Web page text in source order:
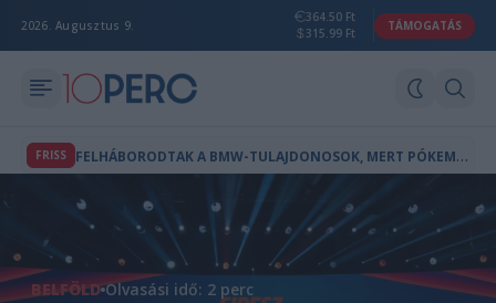
2026. Augusztus 9.
364.50 Ft
315.99 Ft
TÁMOGATÁS
FRISS F
ELHÁBORODTAK A BMW-TULAJDONOSOK, MERT PÓKEMBER-REKLÁM JELENT MEG AZ AUTÓIK FEDÉLZETI KÉPERNYŐJÉN
BELFÖLD Olvasási idő: 2 perc